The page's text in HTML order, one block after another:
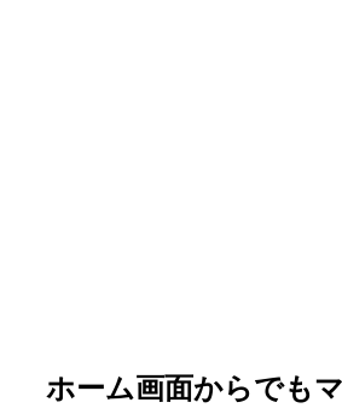
ホーム画面からでも